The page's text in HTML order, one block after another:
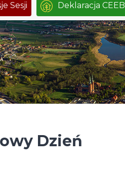
Sesji Deklaracja CEEB
Dzień